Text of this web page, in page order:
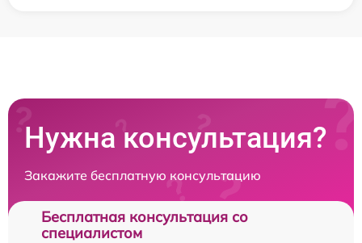
Нужна консультация?
Закажите бесплатную консультацию
Бесплатная консультация со
специалистом